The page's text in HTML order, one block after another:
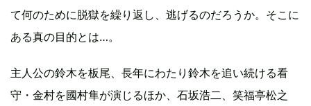
て何のために脱獄を繰り返し、逃げるのだろうか。そこに
ある真の目的とは…。
主人公の鈴木を板尾、長年にわたり鈴木を追い続ける看
守・金村を國村隼が演じるほか、石坂浩二、笑福亭松之